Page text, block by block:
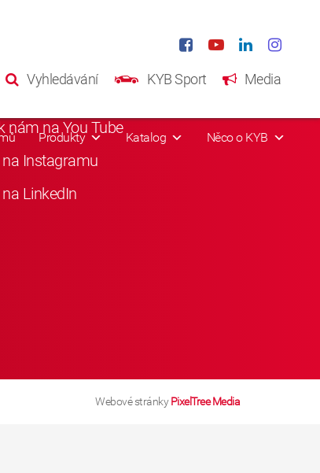
Vyhledávání KYB Sport Media
Produkty Katalog Něco o KYB
nám na You Tube
na Instagramu
LinkedIn
Webové stránkyPixelTree Media